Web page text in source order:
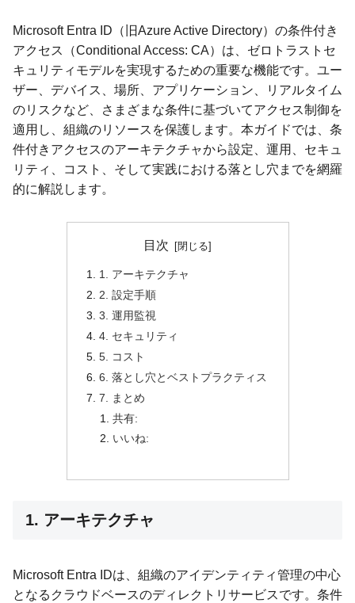
Microsoft Entra ID（旧Azure Active Directory）の条件付き
アクセス（Conditional Access: CA）は、ゼロトラストセ
キュリティモデルを実現するための重要な機能です。ユー
ザー、デバイス、場所、アプリケーション、リアルタイム
のリスクなど、さまざまな条件に基づいてアクセス制御を
適用し、組織のリソースを保護します。本ガイドでは、条
件付きアクセスのアーキテクチャから設定、運用、セキュ
リティ、コスト、そして実践における落とし穴までを網羅
的に解説します。
目次
1. アーキテクチャ
2. 設定手順
3. 運用監視
4. セキュリティ
5. コスト
6. 落とし穴とベストプラクティス
7. まとめ
共有:
いいね:
1. アーキテクチャ
Microsoft Entra IDは、組織のアイデンティティ管理の中心
となるクラウドベースのディレクトリサービスです。条件